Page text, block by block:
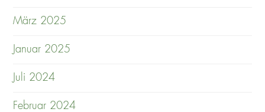
März 2025
Januar 2025
Juli 2024
Februar 2024